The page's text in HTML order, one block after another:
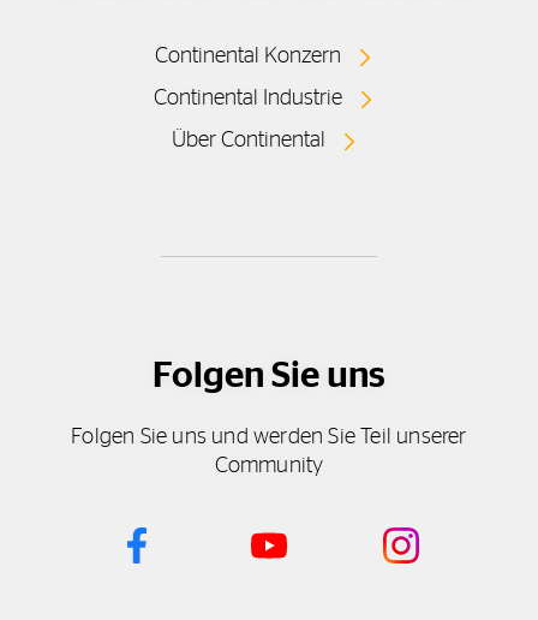
Continental Konzern
Continental Industrie
Über Continental
Folgen Sie uns
Folgen Sie uns und werden Sie Teil unserer
Community